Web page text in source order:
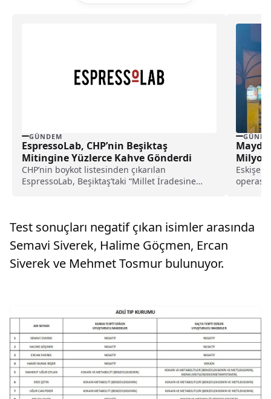
GÜNDEM
EspressoLab, CHP’nin Beşiktaş
Mitingine Yüzlerce Kahve Gönderdi
CHP’nin boykot listesinden çıkarılan
EspressoLab, Beşiktaş’taki “Millet İradesine
Test sonuçları negatif çıkan isimler arasında
Semavi Siverek, Halime Göçmen, Ercan
Siverek ve Mehmet Tosmur bulunuyor.